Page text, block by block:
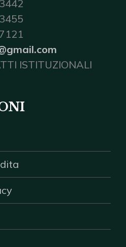
ISTITUZIONALI